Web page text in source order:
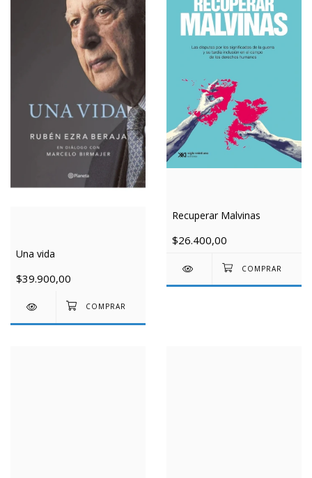
Una vida
$39.900,00
Recuperar Malvinas
$26.400,00